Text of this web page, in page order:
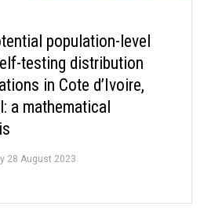
population-level
testing distribution
in Cote d’Ivoire,
a mathematical
28 August 2023